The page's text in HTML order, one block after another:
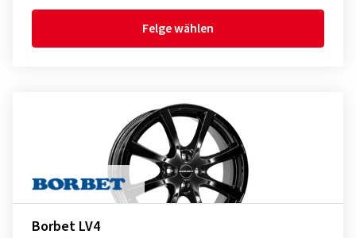
Felge wählen
Borbet LV4